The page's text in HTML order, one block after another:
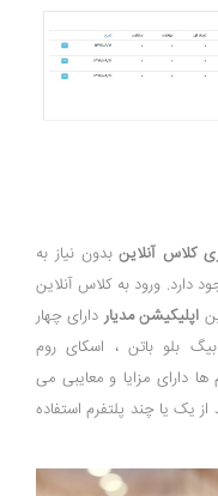
کلاس آنلاینبدون نیاز به
دارد. ورود به کلاس آنلاین
اپلیکیشن مدیار دارای چهار
بلو باتن ، اسکای روم
دارای مزایا و معایبی می
یک یا چند پلتفرم استفاده